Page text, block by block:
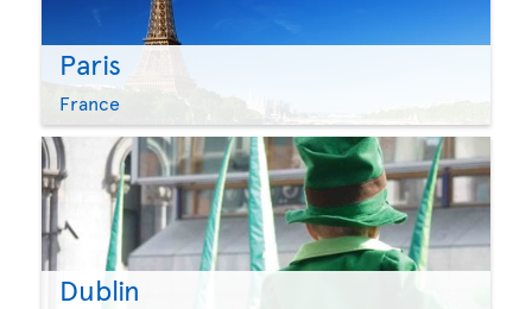
Paris
France
Dublin